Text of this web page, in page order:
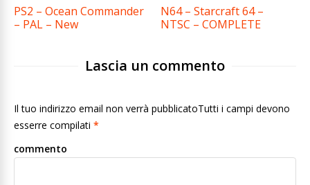
PS2 – Ocean Commander
– PAL – New
N64 – Starcraft 64 –
NTSC – COMPLETE
Lascia un commento
Il tuo indirizzo email non verrà pubblicatoTutti i campi devono
esserre compilati *
commento